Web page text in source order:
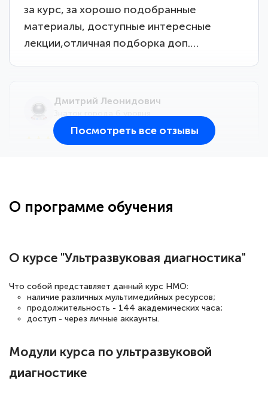
за курс, за хорошо подобранные
материалы, доступные интересные
лекции,отличная подборка доп.…
Дмитрий Леонидович
большое количество методических
Елена Кравченко
Знаток города 5 уровня
Выражаю благодарность за курс
повышения квалификации "Эксперт ЕГЭ по
Посмотреть все отзывы
О программе обучения
О курсе "Ультразвуковая диагностика"
Что собой представляет данный курс НМО:
наличие различных мультимедийных ресурсов;
продолжительность - 144 академических часа;
доступ - через личные аккаунты.
Модули курса по ультразвуковой
диагностике